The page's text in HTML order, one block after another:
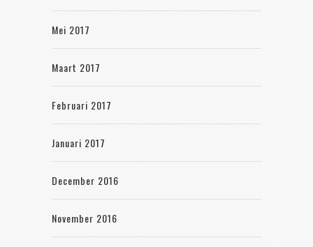
Mei 2017
Maart 2017
Februari 2017
Januari 2017
December 2016
November 2016